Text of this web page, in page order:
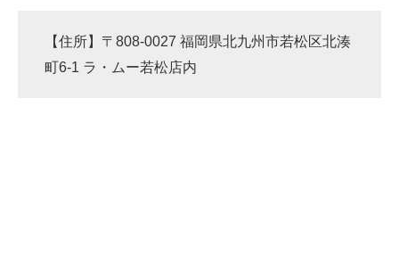
【住所】〒808-0027 福岡県北九州市若松区北湊
町6-1 ラ・ムー若松店内